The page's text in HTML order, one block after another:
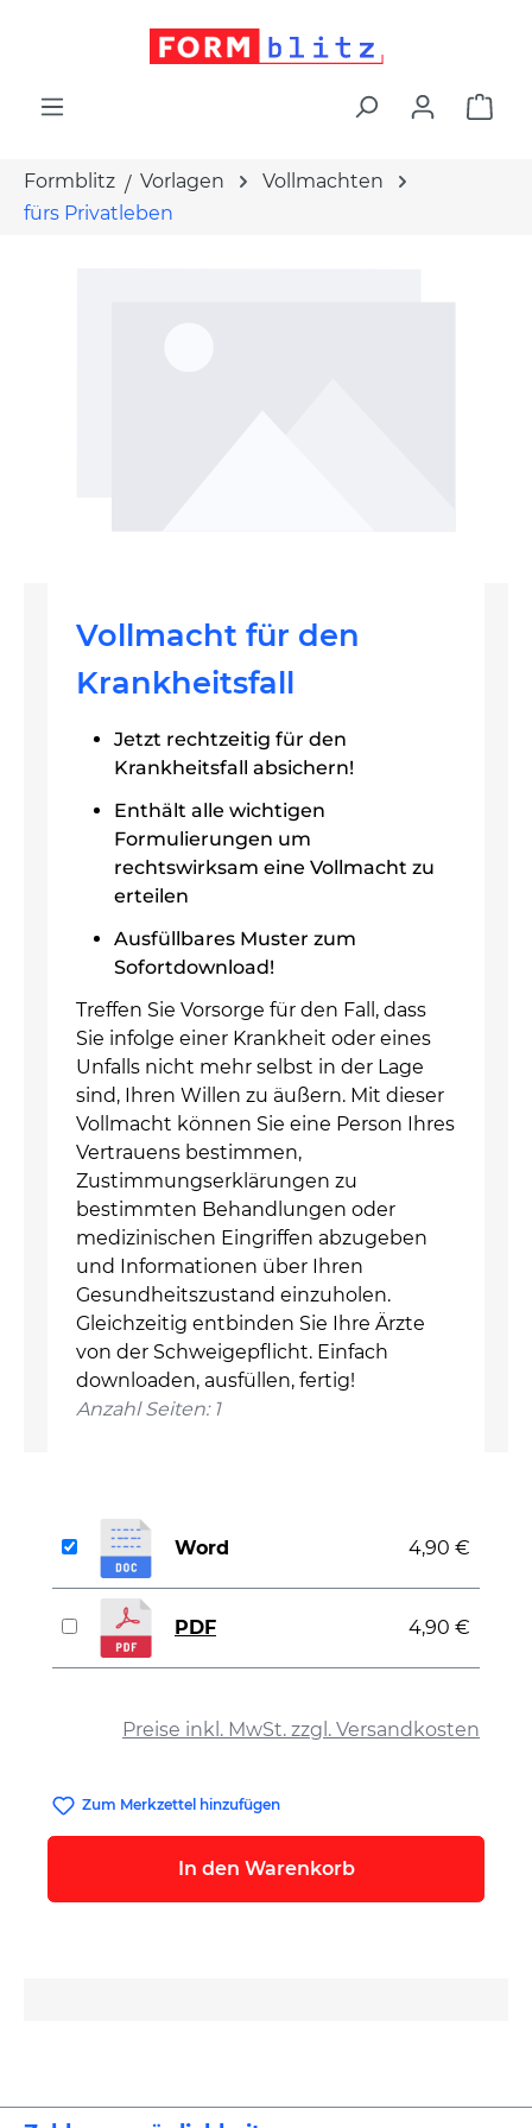
Formblitz Vorlagen
Vollmachten
fürs Privatleben
Vollmacht für den
Krankheitsfall
Jetzt rechtzeitig für den
Krankheitsfall absichern!
Enthält alle wichtigen
Formulierungen um
rechtswirksam eine Vollmacht zu
erteilen
Ausfüllbares Muster zum
Sofortdownload!
Treffen Sie Vorsorge für den Fall, dass
Sie infolge einer Krankheit oder eines
Unfalls nicht mehr selbst in der Lage
sind, Ihren Willen zu äußern. Mit dieser
Vollmacht können Sie eine Person Ihres
Vertrauens bestimmen,
Zustimmungserklärungen zu
bestimmten Behandlungen oder
medizinischen Eingriffen abzugeben
und Informationen über Ihren
Gesundheitszustand einzuholen.
Gleichzeitig entbinden Sie Ihre Ärzte
von der Schweigepflicht. Einfach
downloaden, ausfüllen, fertig!
Anzahl Seiten: 1
Preise inkl. MwSt. zzgl. Versandkosten
Word 4,90 €
PDF 4,90 €
Zum Merkzettel hinzufügen
In den Warenkorb